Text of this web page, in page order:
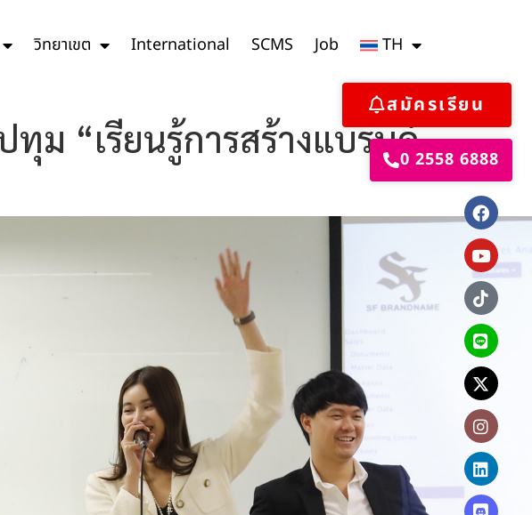
วิทยาเขต International SCMS Job TH
สมัครเรียน
0 2558 6888
ม “เรียนรู้การสร้างแบรนด์